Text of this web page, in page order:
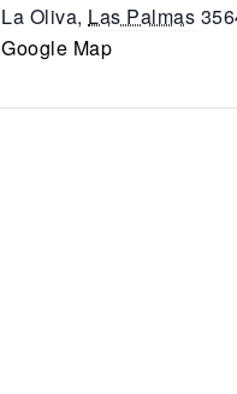
La Oliva, Las Palmas
Google Map